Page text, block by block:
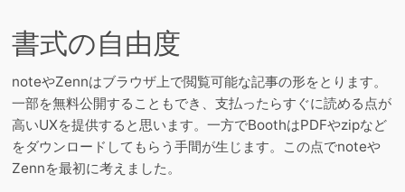
書式の自由度
noteやZennはブラウザ上で閲覧可能な記事の形をとります。
一部を無料公開することもでき、支払ったらすぐに読める点が
高いUXを提供すると思います。一方でBoothはPDFやzipなど
をダウンロードしてもらう手間が生じます。この点でnoteや
Zennを最初に考えました。